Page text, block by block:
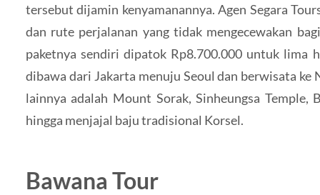
tersebut dijamin kenyamanannya. Agen Segara
dan rute perjalanan yang tidak mengecewakan
paketnya sendiri dipatok Rp8.700.000 untuk lima
dibawa dari Jakarta menuju Seoul dan berwisata ke
lainnya adalah Mount Sorak, Sinheungsa Temple,
hingga menjajal baju tradisional Korsel.
Bawana Tour